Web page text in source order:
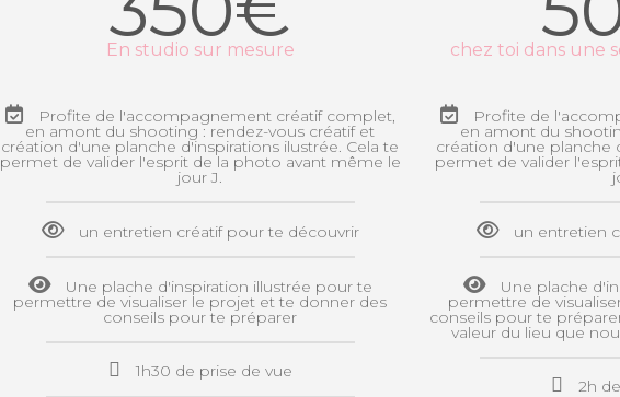
En studio sur mesure
Profite de l'accompagnement créatif complet,
en amont du shooting : rendez-vous créatif et
création d'une planche d'inspirations ilustrée. Cela te
permet de valider l'esprit de la photo avant même le
jour J.
un entretien créatif pour te découvrir
Une plache d'inspiration illustrée pour te
permettre de visualiser le projet et te donner des
conseils pour te préparer
1h30 de prise de vue
chez toi dans une
Profite de
en amont du
création d'une planche
permet de valider
un entretien
Une plache
permettre de
conseils pour te
valeur du lieu que
2h